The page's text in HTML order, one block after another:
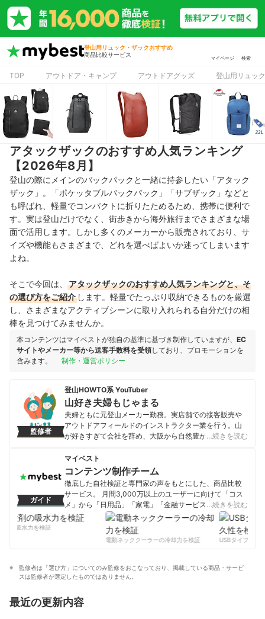
登山用リュック・ザックおすすめ
商品比較サービス
マイページ 検索
TOP アウトドア・キャンプ アウトドアグッズ 登山用リュッ
アタックザックのおすすめ人気ランキング
【2026年8月】
登山の際にメインのバックパックと一緒に持参したい「アタック
ザック」。「ポケッタブルバックパック」「サブザック」などと
も呼ばれ、軽量でコンパクトに折りたためるため、携帯に便利で
す。実は登山だけでなく、街歩きから海外旅行までさまざまな場
面で活用します。しかし多くのメーカーから販売されており、サ
イズや機能もさまざまで、どれを選べばよいか迷ってしまいます
よね。
そこで今回は、
アタックザックのおすすめ人気ランキングと、そ
の選び方をご紹介 します。軽量でたっぷり収納できるものを厳選
し、さまざまなアクティブシーンに取り入れられる自分だけの相
棒を見つけてみませんか。
本コンテンツはマイベストが独自の基準に基づき制作していますが、 EC
サイトやメーカー等から送客手数料を受領しており、プロモーションを
含みます。
制作・運営ポリシー
監修者
登山HOWTO系 YouTuber
山好き夫婦もじゃまる
夫婦ともに元登山メーカー勤務。実店舗での接客販売や
アウトドアフィールドのインストラクター業を行う。山
が好きすぎて会社を辞め、大阪から自然豊かな伊豆に移
YouTuberとして活動中。前職での経験を活かし、登山を
安全・快適にする技術や山道具の知識など登山初心者向
けの動画を配信する。
山好き夫婦もじゃまるのプロフィール
…続きを読む
ガイド
マイベスト
コンテンツ制作チーム
徹底した自社検証と専門家の声をもとにした、商品比較
サービス。 月間3,000万以上のユーザーに向けて「コス
メ」から「日用品」「家電」「金融サービス」まで、ベ
ストな商品を選んでもらうために、毎日コンテンツを制
コンテンツ制作チームのプロフィール
…続きを読む
の吸水力を検証
電動ネッククーラーの冷却力を検証
USBタイプCケー
監修者は「選び方」についてのみ監修をおこなっており、掲載している商品・サービ
スは監修者が選定したものではありません。
最近の更新内容